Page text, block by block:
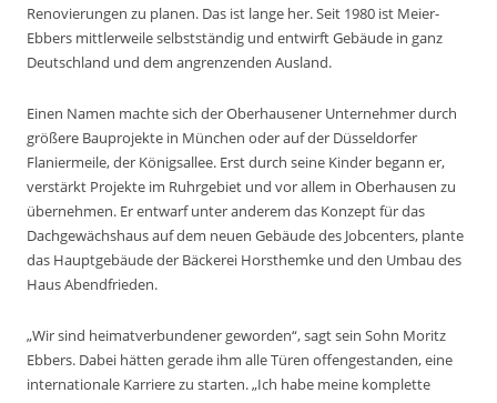
Renovierungen zu planen. Das ist lange her. Seit 1980 ist Meier-
Ebbers mittlerweile selbstständig und entwirft Gebäude in ganz
Deutschland und dem angrenzenden Ausland.
Einen Namen machte sich der Oberhausener Unternehmer durch
größere Bauprojekte in München oder auf der Düsseldorfer
Flaniermeile, der Königsallee. Erst durch seine Kinder begann er,
verstärkt Projekte im Ruhrgebiet und vor allem in Oberhausen zu
übernehmen. Er entwarf unter anderem das Konzept für das
Dachgewächshaus auf dem neuen Gebäude des Jobcenters, plante
das Hauptgebäude der Bäckerei Horsthemke und den Umbau des
Haus Abendfrieden.
„Wir sind heimatverbundener geworden“, sagt sein Sohn Moritz
Ebbers. Dabei hätten gerade ihm alle Türen offengestanden, eine
internationale Karriere zu starten. „Ich habe meine komplette